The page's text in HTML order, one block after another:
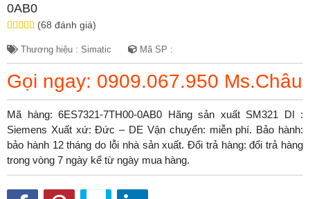
0AB0
(68 đánh giá)
Thương hiệu : Simatic Mã SP :
Gọi ngay: 0909.067.950 Ms.Châu
Mã hàng: 6ES7321-7TH00-0AB0 Hãng sản xuất SM321 DI :
Siemens Xuất xứ: Đức – DE Vận chuyển: miễn phí. Bảo hành:
bảo hành 12 tháng do lỗi nhà sản xuất. Đổi trả hàng: đổi trả hàng
trong vòng 7 ngày kể từ ngày mua hàng.